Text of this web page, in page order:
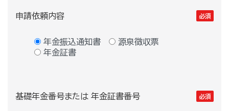
申請依頼内容 必須
年金振込通知書
源泉徴収票
年金証書
基礎年金番号または 年金証書番号 必須